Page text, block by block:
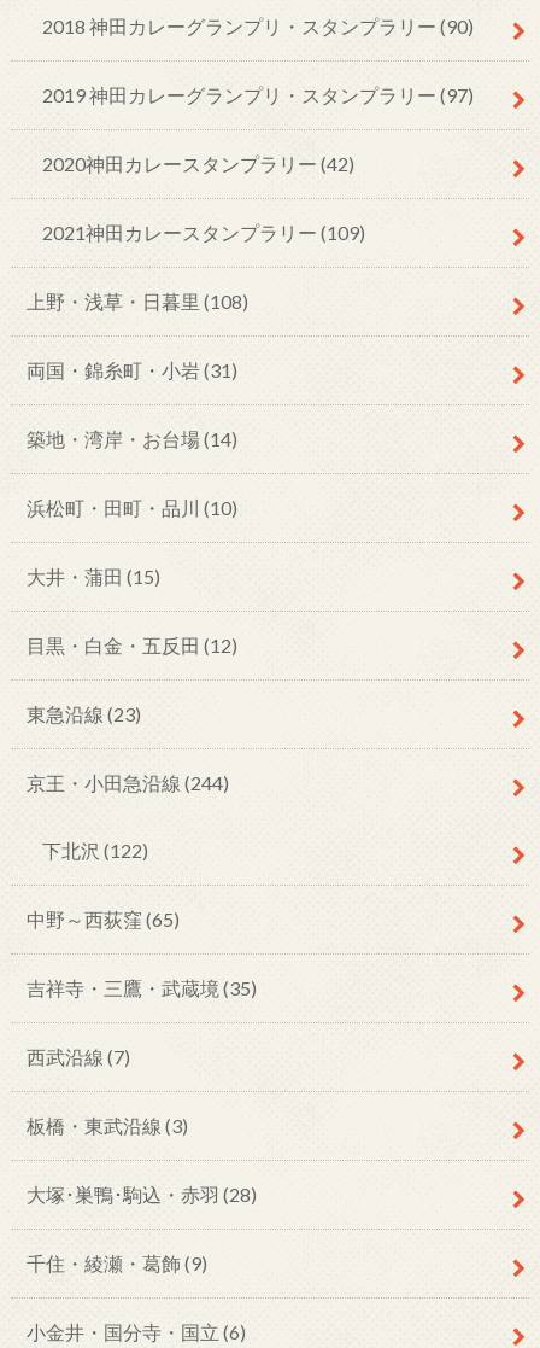
2018 神田カレーグランプリ・スタンプラリー (90)
2019 神田カレーグランプリ・スタンプラリー (97)
2020神田カレースタンプラリー (42)
2021神田カレースタンプラリー (109)
上野・浅草・日暮里 (108)
両国・錦糸町・小岩(31)
築地・湾岸・お台場(14)
浜松町・田町・品川 (10)
大井・蒲田 (15)
目黒・白金・五反田 (12)
東急沿線 (23)
京王・小田急沿線 (244)
下北沢 (122)
中野～西荻窪 (65)
吉祥寺・三鷹・武蔵境 (35)
西武沿線 (7)
板橋・東武沿線 (3)
大塚･巣鴨･駒込・赤羽 (28)
千住・綾瀬・葛飾(9)
小金井・国分寺・国立 (6)